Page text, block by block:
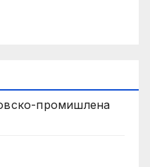
промишлена